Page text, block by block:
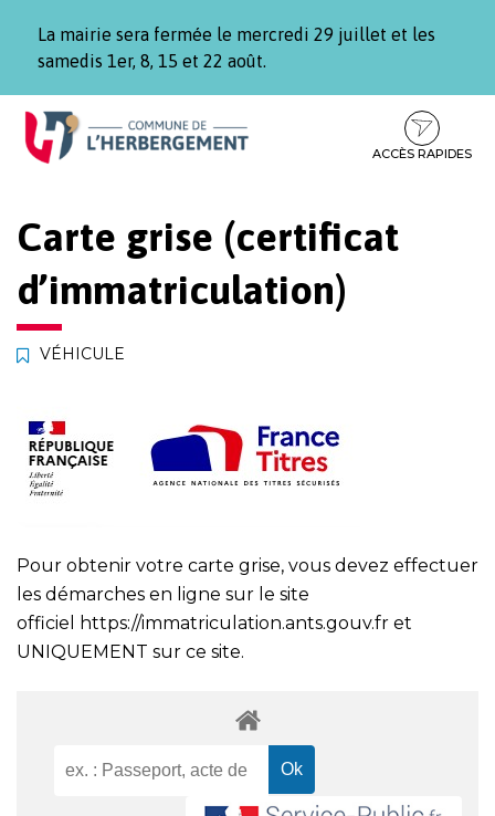
La mairie sera fermée le mercredi 29 juillet et les
samedis 1er, 8, 15 et 22 août.
Aller
Aller
contenu
Aller
pied
ACCÈS RAPIDES
Carte grise (certificat
d’immatriculation)
VÉHICULE
Pour obtenir votre carte grise, vous devez effectuer
les démarches en ligne sur le site
officiel
https://immatriculation.ants.gouv.fr et
UNIQUEMENT sur ce site.